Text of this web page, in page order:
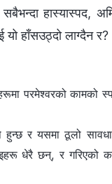
हास्यास्पद,
यो हाँसउठ्दो लाग्दैन र?
परमेश्‍वरको कामको
र यसमा ठूलो
धेरै छन्, र गरिएको